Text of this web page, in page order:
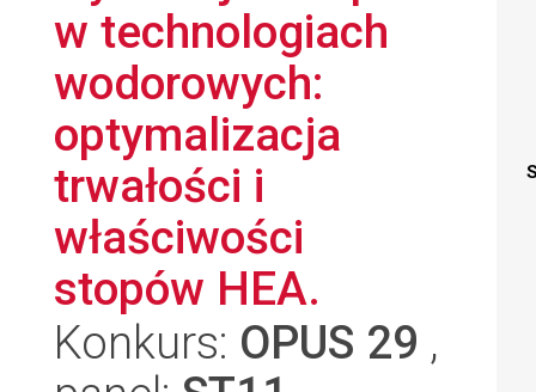
w technologiach
wodorowych:
optymalizacja
trwałości i
właściwości
stopów HEA.
Konkurs: OPUS 29 ,